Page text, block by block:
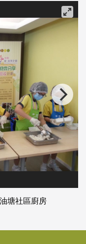
塘社區廚房